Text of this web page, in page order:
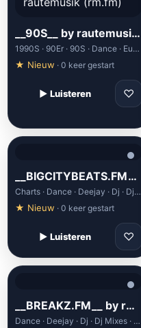
__90S__ by rautemusik (rm.fm)
1990S · 90Er · 90S · Dance · Eurodance
★ Nieuw · 0 keer gestart
▶ Luisteren ♡
__BIGCITYBEATS.FM__ by rautemusik (rm.fm)
Charts · Dance · Deejay · Dj · Dj Sets
★ Nieuw · 0 keer gestart
▶ Luisteren ♡
__BREAKZ.FM__ by rm.fm (rautemusik)
Dance · Deejay · Dj · Dj Mixes · Dj Sets